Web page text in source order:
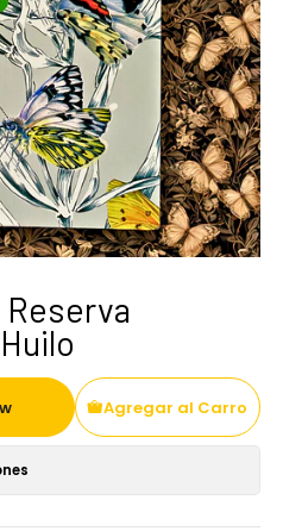
Reserva
Agregar al Carro